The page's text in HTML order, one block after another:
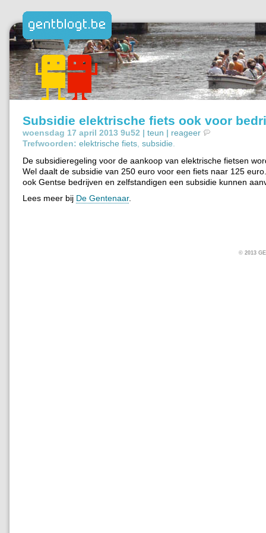
Subsidie elektrische fiets ook voor
woensdag 17 april 2013 9u52 | teun | reageer
Trefwoorden: elektrische fiets subsidie
De subsidieregeling voor de aankoop van elektrische fietsen
Wel daalt de subsidie van 250 euro voor een fiets naar 125
ook Gentse bedrijven en zelfstandigen een subsidie kunnen
Lees meer bij De Gentenaar.
© 2013